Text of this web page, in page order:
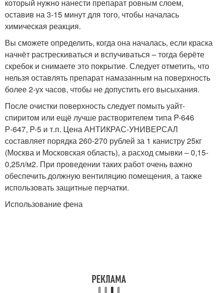
который нужно нанести препарат ровным слоем,
оставив на 3-15 минут для того, чтобы началась
химическая реакция.
Вы сможете определить, когда она началась, если краска
начнёт растрескиваться и вспучиваться – тогда берёте
скребок и снимаете это покрытие. Следует отметить, что
нельзя оставлять препарат намазанным на поверхность
более 2-ух часов, чтобы не допустить его высыхания.
После очистки поверхность следует помыть уайт-
спиритом или ещё лучше растворителем типа P-646
Р-647, P-5 и т.п. Цена АНТИКРАС-УНИВЕРСАЛ
составляет порядка 260-270 рублей за 1 канистру 25кг
(Москва и Московская область), а расход смывки – 0,15-
0,25л/м2. При проведении таких работ очень важно
обеспечить должную вентиляцию помещения, а также
использовать защитные перчатки.
Использование фена